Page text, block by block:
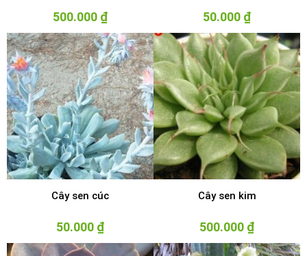
500.000 ₫ 50.000 ₫
Cây sen cúc
50.000 ₫
Cây sen kim
500.000 ₫